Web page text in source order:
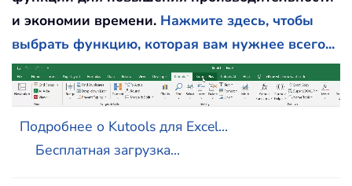
и экономии времени. Нажмите здесь, чтобы
выбрать функцию, которая вам нужнее всего...
Подробнее о Kutools для Excel...
Бесплатная загрузка...